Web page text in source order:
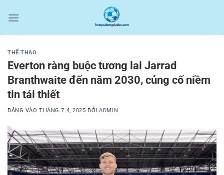
qua
THỂ THAO
Everton ràng buộc tương lai Jarrad
Branthwaite đến năm 2030, củng cố niềm
tin tái thiết
ĐĂNG VÀOTHÁNG 7 4, 2025 BỞIADMIN